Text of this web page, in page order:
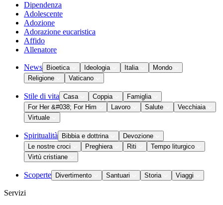
Dipendenza
Adolescente
Adozione
Adorazione eucaristica
Affido
Allenatore
News Bioetica Ideologia Italia
Mondo
Religione
Vaticano
Stile di vita Casa Coppia
Famiglia
For Her &#038; For Him
Lavoro Salute
Vecchiaia
Virtuale
Spiritualità Bibbia e dottrina
Devozione
Le nostre croci
Preghiera Riti
Tempo liturgico
Virtù cristiane
Scoperte Divertimento Santuari Storia Viaggi
Servizi